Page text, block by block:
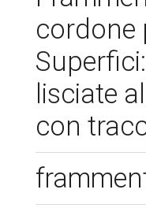
cordone
lisciate
con